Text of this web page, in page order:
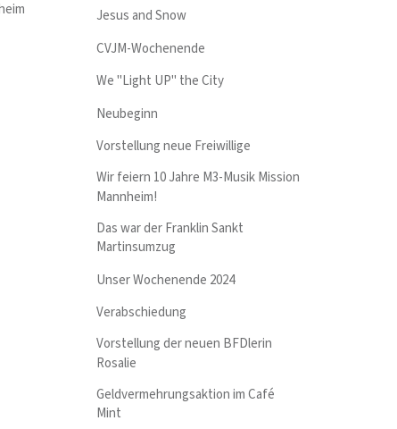
Jesus and Snow
CVJM-Wochenende
We "Light UP" the City
Neubeginn
Vorstellung neue Freiwillige
Wir feiern 10 Jahre M3-Musik Mission
Mannheim!
Das war der Franklin Sankt
Martinsumzug
Unser Wochenende 2024
Verabschiedung
Vorstellung der neuen BFDlerin
Rosalie
Geldvermehrungsaktion im Café
Mint